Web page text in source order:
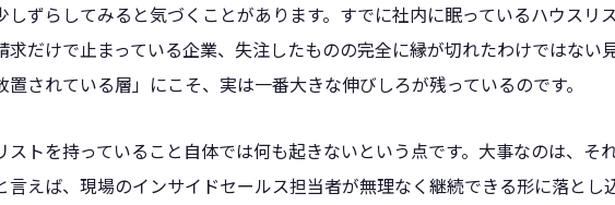
しずらしてみると気づくことがあります。すでに社内に眠っているハウス
求だけで止まっている企業、失注したものの完全に縁が切れたわけではない
置されている層」にこそ、実は一番大きな伸びしろが残っているのです。
ストを持っていること自体では何も起きないという点です。大事なのは、そ
言えば、現場のインサイドセールス担当者が無理なく継続できる形に落とし